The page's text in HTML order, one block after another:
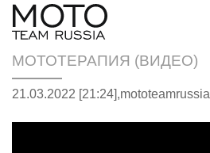
МОТОТЕРАПИЯ (ВИДЕО)
21.03.2022 [21:24],mototeamrussia